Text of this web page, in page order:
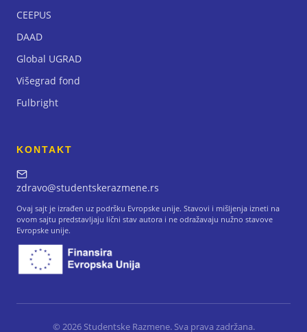
CEEPUS
DAAD
Global UGRAD
Višegrad fond
Fulbright
KONTAKT
zdravo@studentskerazmene.rs
Ovaj sajt je izrađen uz podršku Evropske unije. Stavovi i mišljenja izneti na
ovom sajtu predstavljaju lični stav autora i ne odražavaju nužno stavove
Evropske unije.
© 2026Studentske Razmene. Sva prava zadržana.